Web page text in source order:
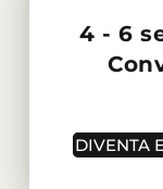
4 - 6
DIVENTA